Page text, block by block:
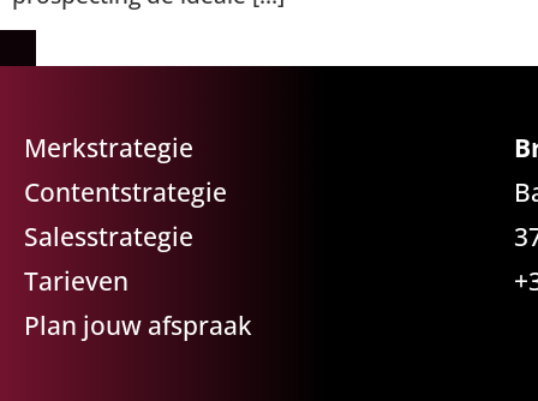
Merkstrategie
Contentstrategie
Salesstrategie
Tarieven
Plan jouw afspraak